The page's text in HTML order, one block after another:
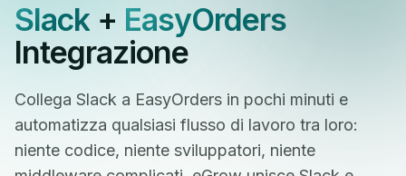
Slack+ EasyOrders
Integrazione
Collega Slack a EasyOrders in pochi minuti e
automatizza qualsiasi flusso di lavoro tra loro:
niente codice, niente sviluppatori, niente